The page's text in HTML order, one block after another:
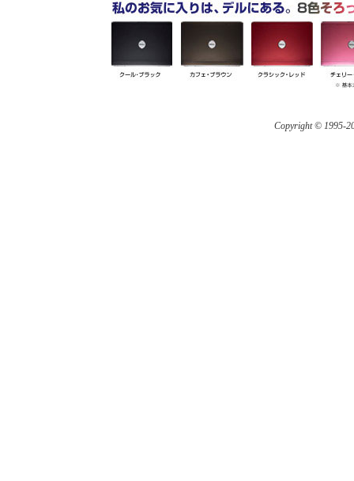
Copyright © 1995-